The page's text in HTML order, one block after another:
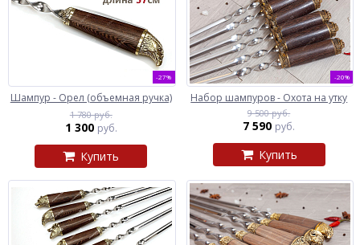
-27%
Шампур - Орел (объемная ручка)
1 780 руб.
1 300 руб.
Купить
-20%
Набор шампуров - Охота на утку
9 500 руб.
7 590 руб.
Купить